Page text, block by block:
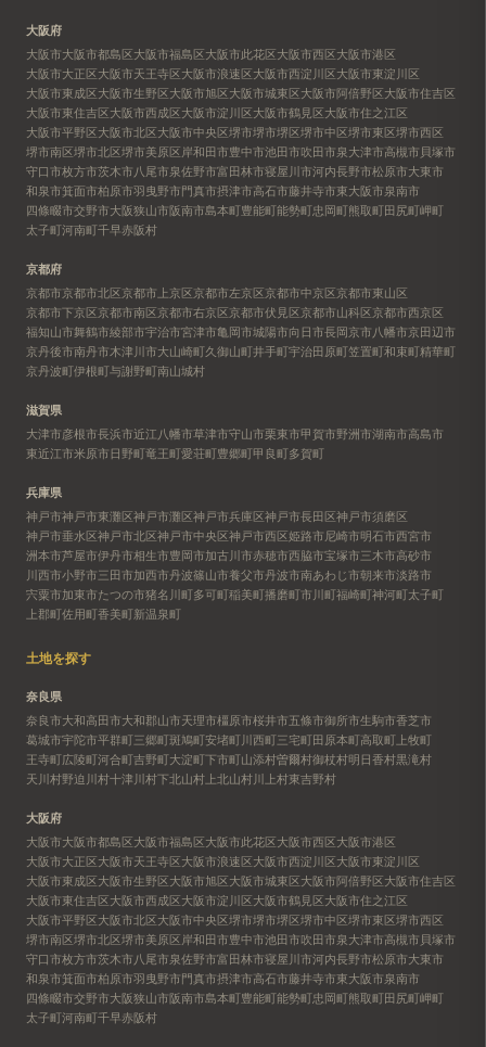
大阪府
大阪市大阪市都島区大阪市福島区大阪市此花区大阪市西区大阪市港区
大阪市大正区大阪市天王寺区大阪市浪速区大阪市西淀川区大阪市東淀川区
大阪市東成区大阪市生野区大阪市旭区大阪市城東区大阪市阿倍野区大阪市住吉区
大阪市東住吉区大阪市西成区大阪市淀川区大阪市鶴見区大阪市住之江区
大阪市平野区大阪市北区大阪市中央区堺市堺市堺区堺市中区堺市東区堺市西区
堺市南区堺市北区堺市美原区岸和田市豊中市池田市吹田市泉大津市高槻市 貝塚市
守口市枚方市茨木市八尾市泉佐野市富田林市寝屋川市河内長野市松原市大東市
和泉市箕面市柏原市羽曳野市門真市摂津市高石市藤井寺市東大阪市泉南市
四條畷市交野市大阪狭山市阪南市島本町豊能町能勢町忠岡町熊取町田尻町岬町
太子町河南町千早赤阪村
京都府
京都市京都市北区京都市上京区京都市左京区京都市中京区京都市東山区
京都市下京区京都市南区京都市右京区京都市伏見区京都市山科区京都市西京区
福知山市舞鶴市綾部市宇治市宮津市亀岡市城陽市向日市長岡京市八幡市京田辺市
京丹後市南丹市木津川市大山崎町久御山町井手町宇治田原町笠置町和束町精華町
京丹波町伊根町与謝野町南山城村
滋賀県
大津市彦根市長浜市近江八幡市草津市守山市栗東市甲賀市野洲市湖南市高島市
東近江市米原市日野町竜王町愛荘町豊郷町甲良町多賀町
兵庫県
神戸市神戸市東灘区神戸市灘区神戸市兵庫区神戸市長田区神戸市須磨区
神戸市垂水区神戸市北区神戸市中央区神戸市西区姫路市尼崎市明石市西宮市
洲本市芦屋市伊丹市相生市豊岡市加古川市赤穂市西脇市宝塚市三木市高砂市
川西市小野市三田市加西市丹波篠山市養父市丹波市南あわじ市朝来市淡路市
宍粟市加東市たつの市猪名川町多可町稲美町播磨町市川町福崎町神河町太子町
上郡町佐用町香美町新温泉町
土地を探す
奈良県
奈良市大和高田市大和郡山市天理市橿原市桜井市五條市御所市生駒市香芝市
葛城市宇陀市平群町三郷町斑鳩町安堵町川西町三宅町田原本町高取町 上牧町
王寺町広陵町河合町吉野町大淀町下市町山添村曽爾村御杖村明日香村黒滝村
天川村野迫川村十津川村下北山村 上北山村川上村東吉野村
大阪府
大阪市大阪市都島区大阪市福島区大阪市此花区大阪市西区大阪市港区
大阪市大正区大阪市天王寺区大阪市浪速区大阪市西淀川区大阪市東淀川区
大阪市東成区大阪市生野区大阪市旭区大阪市城東区大阪市阿倍野区大阪市住吉区
大阪市東住吉区大阪市西成区大阪市淀川区大阪市鶴見区大阪市住之江区
大阪市平野区大阪市北区大阪市中央区堺市堺市堺区堺市中区堺市東区堺市西区
堺市南区堺市北区堺市美原区岸和田市豊中市池田市吹田市泉大津市高槻市 貝塚市
守口市枚方市茨木市八尾市泉佐野市富田林市寝屋川市河内長野市松原市大東市
和泉市箕面市柏原市羽曳野市門真市摂津市高石市藤井寺市東大阪市泉南市
四條畷市交野市大阪狭山市阪南市島本町豊能町能勢町忠岡町熊取町田尻町岬町
太子町河南町千早赤阪村